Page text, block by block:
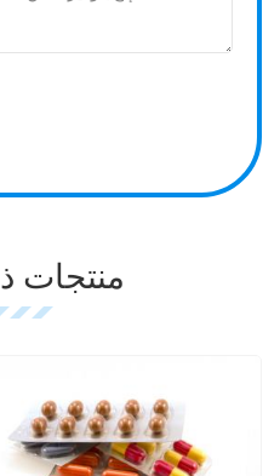
منتجات